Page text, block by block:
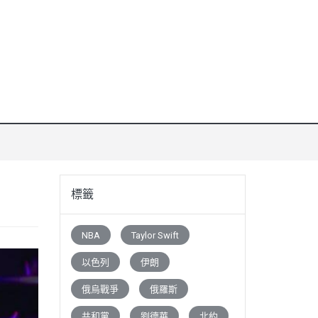
標籤
NBA Taylor Swift
以色列 伊朗
俄烏戰爭 俄羅斯